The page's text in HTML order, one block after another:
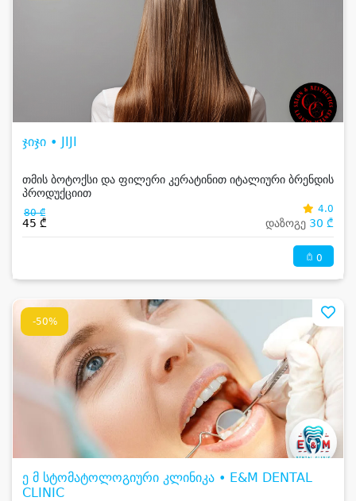
ჯიჯი • JIJI
თმის ბოტოქსი და ფილერი კერატინით იტალიური ბრენდის
პროდუქციით
80 ₾
45 ₾
4.0
დაზოგე 30 ₾
0
-50%
ე მ სტომატოლოგიური კლინიკა • E&M DENTAL
CLINIC